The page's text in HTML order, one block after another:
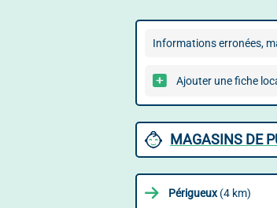
Informations erronées,
Ajouter une fiche
MAGASINS DE
Périgueux(4 km)